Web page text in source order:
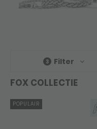
3 Filter
FOX COLLECTIE
POPULAIR